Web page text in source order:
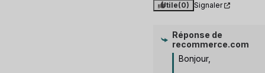
Utile(0) Signaler
Réponse de
recommerce.com
Bonjour,